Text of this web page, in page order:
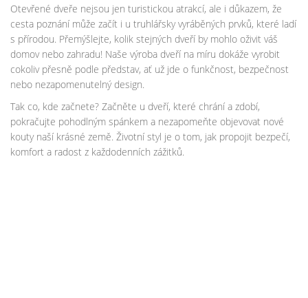
Otevřené dveře nejsou jen turistickou atrakcí, ale i důkazem, že
cesta poznání může začít i u truhlářsky vyráběných prvků, které ladí
s přírodou. Přemýšlejte, kolik stejných dveří by mohlo oživit váš
domov nebo zahradu! Naše výroba dveří na míru dokáže vyrobit
cokoliv přesně podle představ, ať už jde o funkčnost, bezpečnost
nebo nezapomenutelný design.
Tak co, kde začnete? Začněte u dveří, které chrání a zdobí,
pokračujte pohodlným spánkem a nezapomeňte objevovat nové
kouty naší krásné země. Životní styl je o tom, jak propojit bezpečí,
komfort a radost z každodenních zážitků.